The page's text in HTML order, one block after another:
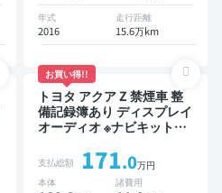
年式
2016
走行距離
15.6万km
お買い得!!
トヨタ アクア Z 禁煙車 整
備記録簿あり ディスプレイ
オーディオ ※ナビキットあ
ヤレスキー スマートキー
ETC バックモニター 全方
位カメラ 衝突軽減
支払総額 171.0万円
本体
諸費用